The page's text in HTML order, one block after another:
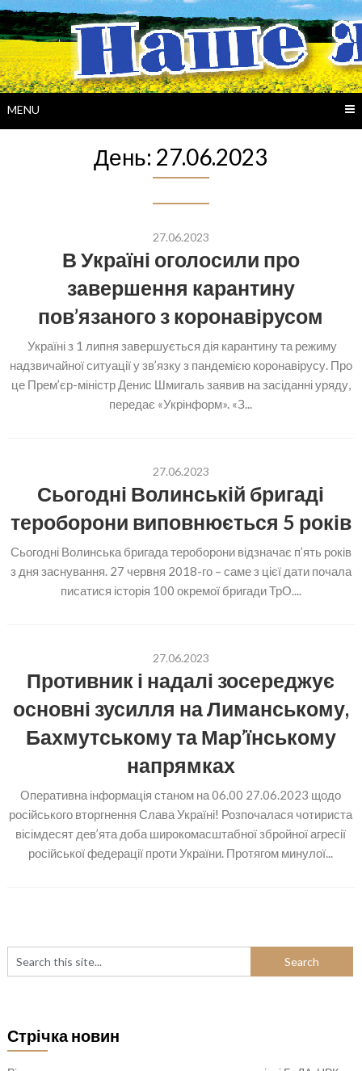
Skip
to
content
MENU
День: 27.06.2023
27.06.2023
В Україні оголосили про
завершення карантину
пов’язаного з коронавірусом
Україні з 1 липня завершується дія карантину та режиму
надзвичайної ситуації у зв’язку з пандемією коронавірусу. Про
це Прем’єр-міністр Денис Шмигаль заявив на засіданні уряду,
передає «Укрінформ». «З...
27.06.2023
Сьогодні Волинській бригаді
тероборони виповнюється 5 років
Сьогодні Волинська бригада тероборони відзначає п’ять років
з дня заснування. 27 червня 2018-го – саме з цієї дати почала
писатися історія 100 окремої бригади ТрО....
27.06.2023
Противник і надалі зосереджує
основні зусилля на Лиманському,
Бахмутському та Мар’їнському
напрямках
Оперативна інформація станом на 06.00 27.06.2023 щодо
російського вторгнення Слава Україні! Розпочалася чотириста
вісімдесят дев’ята доба широкомасштабної збройної агресії
російської федерації проти України. Протягом минулої...
Стрічка новин